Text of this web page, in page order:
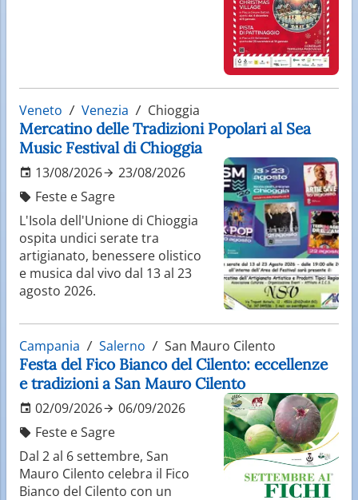
Veneto Venezia Chioggia
Mercatino delle Tradizioni Popolari al Sea
Music Festival di Chioggia
13/08/2026
23/08/2026
Feste e Sagre
L'Isola dell'Unione di Chioggia
ospita undici serate tra
artigianato, benessere olistico
e musica dal vivo dal 13 al 23
agosto 2026.
Campania Salerno San Mauro Cilento
Festa del Fico Bianco del Cilento: eccellenze
e tradizioni a San Mauro Cilento
02/09/2026
06/09/2026
Feste e Sagre
Dal 2 al 6 settembre, San
Mauro Cilento celebra il Fico
Bianco del Cilento con un